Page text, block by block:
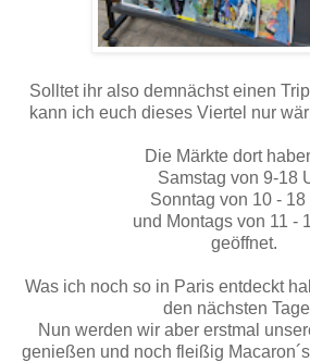
Solltet ihr also demnächst einen
kann ich euch dieses Viertel nur
Die Märkte dort
Samstag von 9-18
Sonntag von 10 - 18
und Montags von 11 -
geöffnet.
Was ich noch so in Paris entdeckt
den nächsten
Nun werden wir aber erstmal
genießen und noch fleißig